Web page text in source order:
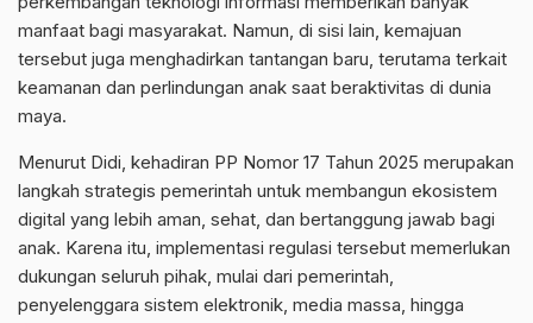
manfaat bagi masyarakat. Namun, di sisi lain, kemajuan
tersebut juga menghadirkan tantangan baru, terutama terkait
keamanan dan perlindungan anak saat beraktivitas di dunia
maya.
Menurut Didi, kehadiran PP Nomor 17 Tahun 2025 merupakan
langkah strategis pemerintah untuk membangun ekosistem
digital yang lebih aman, sehat, dan bertanggung jawab bagi
anak. Karena itu, implementasi regulasi tersebut memerlukan
dukungan seluruh pihak, mulai dari pemerintah,
penyelenggara sistem elektronik, media massa, hingga